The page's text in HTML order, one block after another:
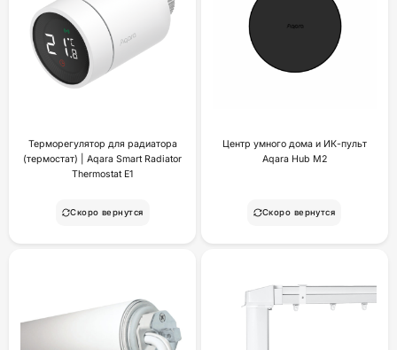
Терморегулятор для радиатора
(термостат) | Aqara Smart Radiator
Thermostat E1
Скоро вернутся
Центр умного дома и ИК-пульт
Aqara Hub M2
Скоро вернутся